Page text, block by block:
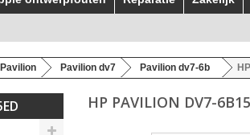
Pavilion Pavilion dv7 Pavilion dv7-6b
HP PAVILION DV7-